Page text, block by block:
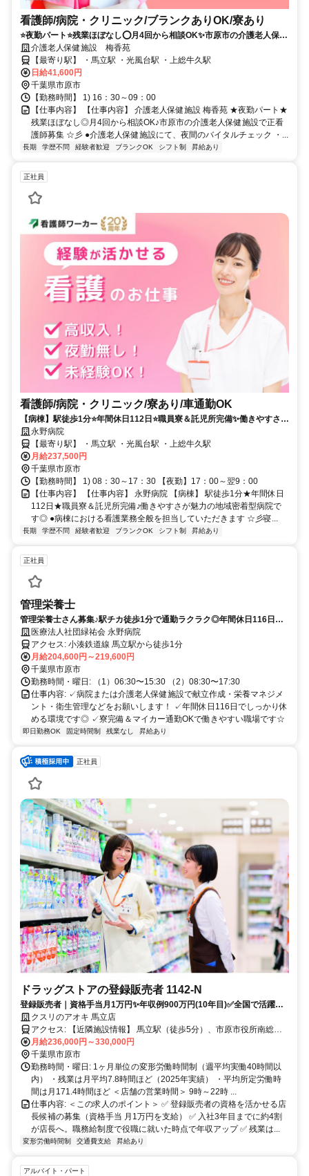
看護師/病院・クリニック/ブランクありOK/寮あり
⭐夜勤パート⭐残業ほぼなし⭕月4回から相談OK✨市原市の介護老人保健
施設で正看護師募集⭐彡
介護老人保健施設 梅香苑
【最寄り駅】 ・馬立駅 ・光風台駅 ・上総牛久駅
日給41,600円
千葉県市原市
【勤務時間】 1) 16：30～09：00
【仕事内容】 【仕事内容】 介護老人保健施設 梅香苑 ★夜勤パート★
残業ほぼなし◎月4回から相談OK♪市原市の介護老人保健施設で正看
護師募集 ☆彡 ●介護老人保健施設にて、夜間のバイタルチェック ・...
長期 学歴不問 経験者歓迎 ブランクOK シフト制 昇給あり
正社員
看護師/病院・クリニック/寮あり/車通勤OK
【病棟】駅徒歩1分⭐年間休日112日⭐職員寮＆託児所完備✨働きやすさが
魅力の地域密着型病院です⭕
永野病院
【最寄り駅】 ・馬立駅 ・光風台駅 ・上総牛久駅
月給237,500円
千葉県市原市
【勤務時間】 1) 08：30～17：30 【夜勤】17：00～翌9：00
【仕事内容】 【仕事内容】 永野病院 【病棟】 駅徒歩1分★年間休日
112日★職員寮＆託児所完備♪働きやすさが魅力の地域密着型病院で
す◎ ●病棟における看護業務全般を担当していただきます ☆彡寝...
長期 学歴不問 経験者歓迎 ブランクOK シフト制 昇給あり
正社員
管理栄養士
管理栄養士さん募集♪駅チカ徒歩1分で通勤ラクラク◎年間休日116日★
昇給・賞与あり＆寮完備！福利厚生充実の病院勤務です☆
医療法人社団緑祐会 永野病院
アクセス: 小湊鉄道線 馬立駅から徒歩1分
月給204,600円～219,600円
千葉県市原市
勤務時間・曜日: （1）06:30〜15:30 （2）08:30〜17:30
仕事内容: ✓病院または介護老人保健施設で献立作成・栄養マネジメ
ント・衛生管理などをお願いします！ ✓年間休日116日でしっかり休
める環境です◎ ✓寮完備＆マイカー通勤OKで働きやすい職場です☆
即日勤務OK 固定時間制 残業なし 昇給あり
正社員
ドラッグストアの登録販売者 1142-N
登録販売者｜資格手当月1万円✨年収例900万円(10年目)✅全国で活躍す
るナショナル社員
クスリのアオキ 馬立店
アクセス: 【近隣施設情報】 馬立駅（徒歩5分）、市原市役所南総支
所（車5分）、市原ぞうの国（車10分）
月給236,000円～330,000円
千葉県市原市
勤務時間・曜日: 1ヶ月単位の変形労働時間制（週平均実働40時間以
内） ・残業は月平均7.8時間ほど（2025年実績） ・平均所定労働時
間は月171.4時間ほど ＜店舗の営業時間＞ 9時～22時 ...
仕事内容: ＜この求人のポイント＞ ✅ 登録販売者の資格を活かせる店
長候補の募集（資格手当 月1万円を支給） ✅ 入社3年目までに約4割
が店長へ。職務給制度で役職に就いた時点で年収アップ ✅ 残業は...
変形労働時間制 交通費支給 昇給あり
アルバイト・パート